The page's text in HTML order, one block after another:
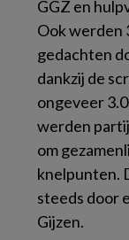
GGZ en
Ook werden
gedachten
dankzij de
ongeveer
werden
om
knelpunten.
steeds door
Gijzen.